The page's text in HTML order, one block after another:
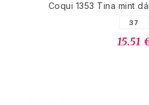
Coqui 1353 Tina mint
37
15.51